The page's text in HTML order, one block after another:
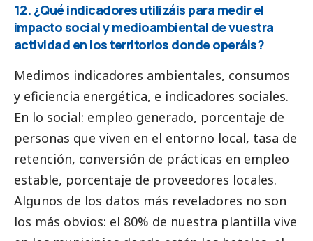
12. ¿Qué indicadores utilizáis para medir el
impacto socialy medioambiental de vuestra
actividad en los territorios donde operáis?
Medimos indicadores ambientales, consumos
y eficiencia energética, e indicadores sociales.
En lo social: empleo generado, porcentaje de
personas que viven en el entorno local, tasa de
retención, conversión de prácticas en empleo
estable, porcentaje de proveedores locales.
Algunos de los datos más reveladores no son
los más obvios: el 80% de nuestra plantilla vive